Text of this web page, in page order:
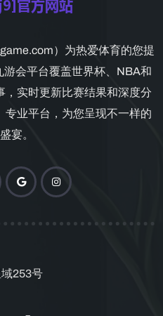
）为热爱体育的您提
会平台覆盖世界杯、NBA和
，实时更新比赛结果和深度分
业平台，为您呈现不一样的
宴。
253号